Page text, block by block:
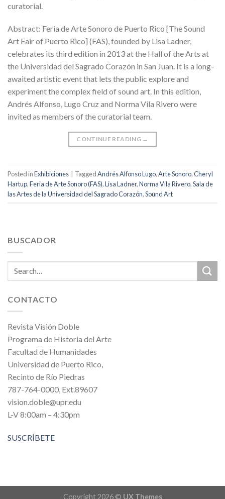
curatorial.
Abstract: Feria de Arte Sonoro de Puerto Rico [The Sound
Art Fair of Puerto Rico] (FAS), founded by Lisa Ladner,
celebrates its third edition in 2013 at the Hall of the Arts at
the Universidad del Sagrado Corazón in San Juan. It is a long-
awaited artistic event that lets the public explore and
experiment the complex field of sound art. In this edition,
Andrés Alfonso, Lugo Cruz and Norma Vila Rivero were
invited as members of the curatorial team.
CONTINUE READING →
Posted inExhibiciones TaggedAndrés Alfonso Lugo,Arte Sonoro,Cheryl
Hartup,Feria de Arte Sonoro (FAS),Lisa Ladner,Norma Vila Rivero,Sala de
las Artes de la Universidad del Sagrado Corazón,Sound Art
BUSCADOR
CONTACTO
Revista Visión Doble
Programa de Historia del Arte
Facultad de Humanidades
Universidad de Puerto Rico,
Recinto de Río Piedras
787-764-0000, Ext.89607
vision.doble@upr.edu
L-V 8:00am – 4:30pm
SUSCRÍBETE
Copyright 2026 © UX Themes